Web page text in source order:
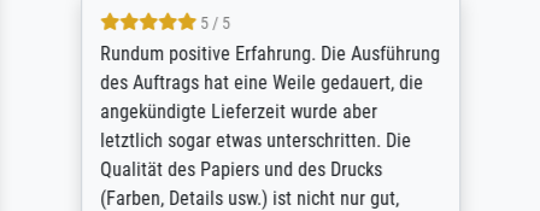
5 / 5
Rundum positive Erfahrung. Die Ausführung
des Auftrags hat eine Weile gedauert, die
angekündigte Lieferzeit wurde aber
letztlich sogar etwas unterschritten. Die
Qualität des Papiers und des Drucks
(Farben, Details usw.) ist nicht nur gut,